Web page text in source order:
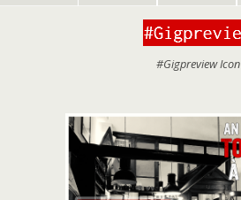
#Gigpreview Icon